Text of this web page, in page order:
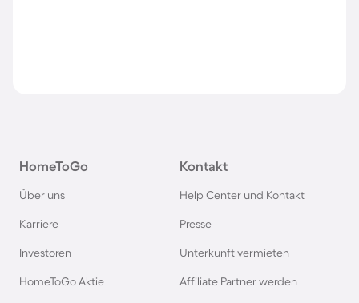
HomeToGo
Über uns
Karriere
Investoren
HomeToGo Aktie
Kontakt
Help Center und Kontakt
Presse
Unterkunft vermieten
Affiliate Partner werden